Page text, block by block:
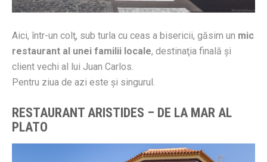
Aici, într-un colţ, sub turla cu ceas a bisericii, găsim un mic
restaurant al unei familii locale, destinaţia finală şi
client vechi al lui Juan Carlos.
Pentru ziua de azi este şi singurul.
RESTAURANT ARISTIDES – DE LA MAR AL
PLATO